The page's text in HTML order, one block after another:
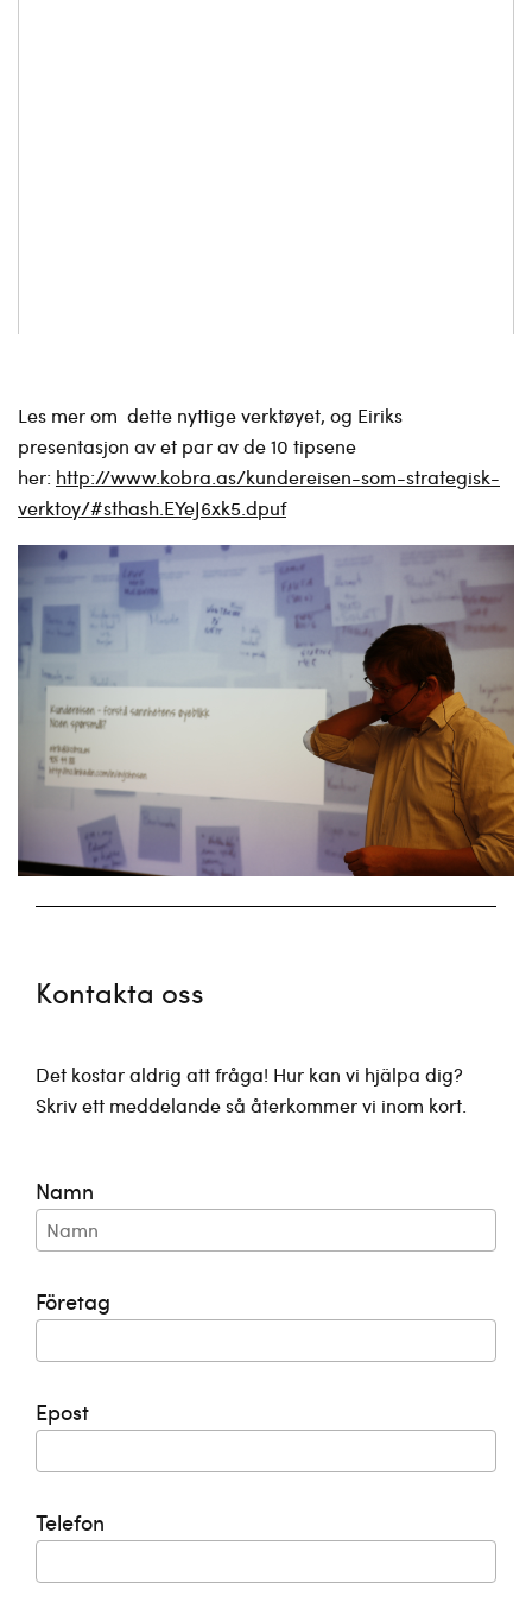
Les mer om dette nyttige verktøyet, og Eiriks
presentasjon av et par av de 10 tipsene
her: http://www.kobra.as/kundereisen-som-strategisk-
verktoy/#sthash.EYeJ6xk5.dpuf
Kontakta oss
Det kostar aldrig att fråga! Hur kan vi hjälpa dig?
Skriv ett meddelande så återkommer vi inom kort.
Namn
Företag
Epost
Telefon